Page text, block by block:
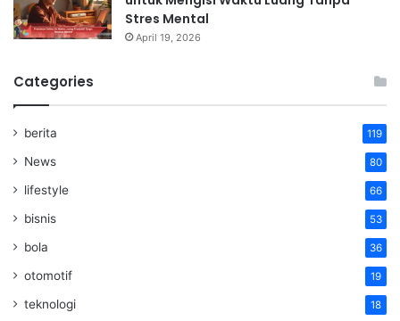
Stres Mental
April 19, 2026
Categories
berita 119
News 80
lifestyle 66
bisnis 53
bola 36
otomotif 19
teknologi 18